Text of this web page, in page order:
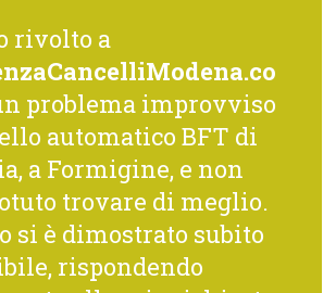
rivolto a
problema improvviso
automatico BFT di
a Formigine, e non
trovare di meglio.
si è dimostrato subito
rispondendo